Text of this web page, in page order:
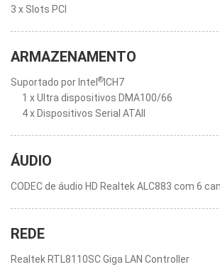
3 x Slots PCI
ARMAZENAMENTO
Suportado por Intel ® ICH7
1 x Ultra dispositivos DMA100/66
4 x Dispositivos Serial ATAII
ÁUDIO
CODEC de áudio HD Realtek ALC883 com 6
REDE
Realtek RTL8110SC Giga LAN Controller